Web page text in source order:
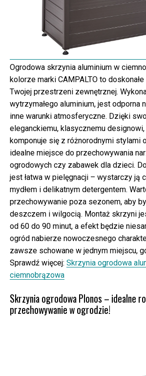
Ogrodowa skrzynia aluminium w
kolorze marki CAMPALTO to
Twojej przestrzeni zewnętrznej.
wytrzymałego aluminium, jest odporna
inne warunki atmosferyczne. Dzięki
eleganckiemu, klasycznemu
komponuje się z różnorodnymi stylami
idealne miejsce do przechowywania
ogrodowych czy zabawek dla dzieci.
jest łatwa w pielęgnacji – wystarczy ją
mydłem i delikatnym detergentem.
przechowywanie poza sezonem, aby
deszczem i wilgocią. Montaż skrzyni
od 60 do 90 minut, a efekt będzie
ogród nabierze nowoczesnego
zawsze schowane w jednym miejscu,
Sprawdź więcej: Skrzynia ogrodowa
ciemnobrązowa
Skrzynia ogrodowa Plonos – idealne
przechowywanie w ogrodzie!